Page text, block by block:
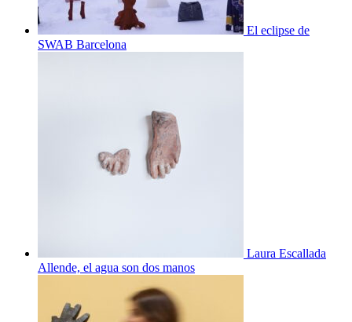
El eclipse de
SWAB Barcelona
Laura Escallada
Allende, el agua son dos manos